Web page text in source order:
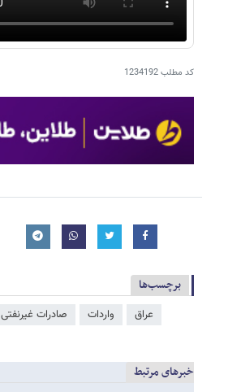
کد مطلب1234192
برچسب‌ها
عراق واردات صادرات غیرنفتی
خبرهای مرتبط